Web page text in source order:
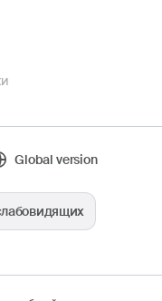
Global version